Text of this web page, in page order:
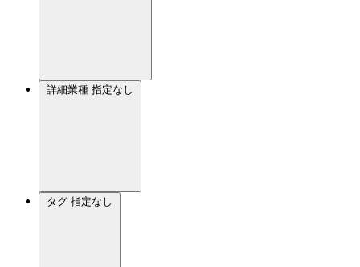
詳細業種 指定なし
タグ 指定なし